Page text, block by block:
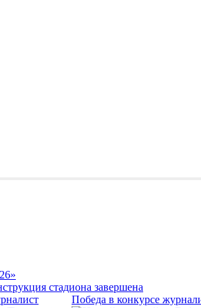
стадиона завершена
Победа в конкурсе